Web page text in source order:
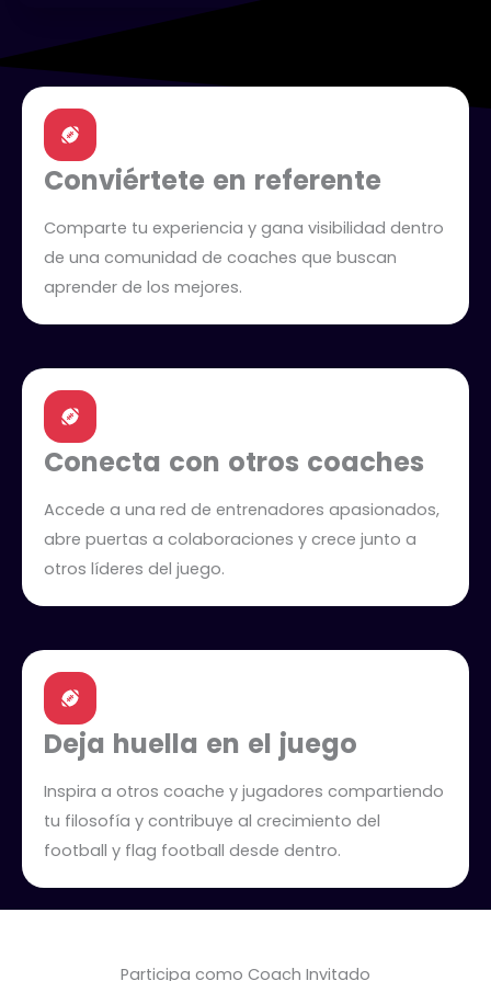
Conviértete en referente
Comparte tu experiencia y gana visibilidad dentro
de una comunidad de coaches que buscan
aprender de los mejores.
Conecta con otros coaches
Accede a una red de entrenadores apasionados,
abre puertas a colaboraciones y crece junto a
otros líderes del juego.
Deja huella en el juego
Inspira a otros coache y jugadores compartiendo
tu filosofía y contribuye al crecimiento del
football y flag football desde dentro.
Participa como Coach Invitado